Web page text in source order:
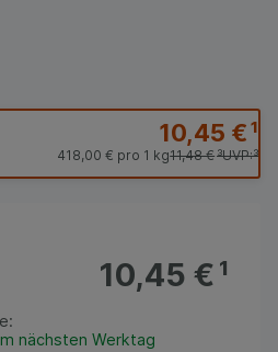
10,45 €¹
UVP:³
11,48 €³
418,00 € pro 1 kg
10,45 €¹
:
nächsten Werktag